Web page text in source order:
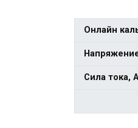
Онлайн
Сила тока,